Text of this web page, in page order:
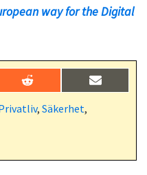
way for the Digital
Dela
på
R
e
d
d
Dela
på
E
-
, Säkerhet,